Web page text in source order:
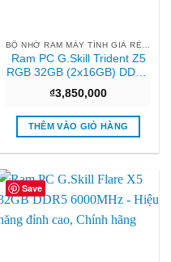
Ram PC G.Skill Trident Z5
RGB 32GB (2x16GB) DDR5
₫3,850,000
THÊM VÀO GIỎ HÀNG
Save